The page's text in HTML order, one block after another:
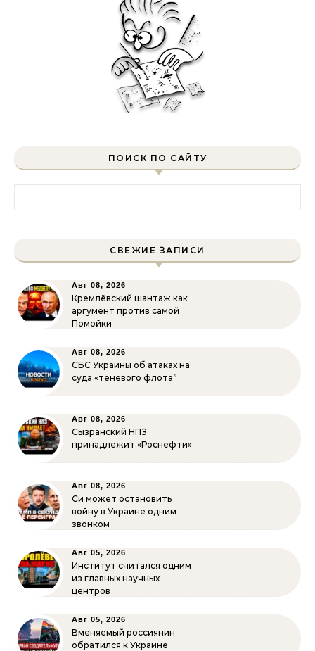
ПОИСК ПО САЙТУ
СВЕЖИЕ ЗАПИСИ
Авг 08, 2026
Кремлёвский шантаж как
аргумент против самой
Помойки
Авг 08, 2026
СБС Украины об атаках на
суда «теневого флота”
Авг 08, 2026
Сызранский НПЗ
принадлежит «Роснефти»
Авг 08, 2026
Си может остановить
войну в Украине одним
звонком
Авг 05, 2026
Институт считался одним
из главных научных
центров
Авг 05, 2026
Вменяемый россиянин
обратился к Украине